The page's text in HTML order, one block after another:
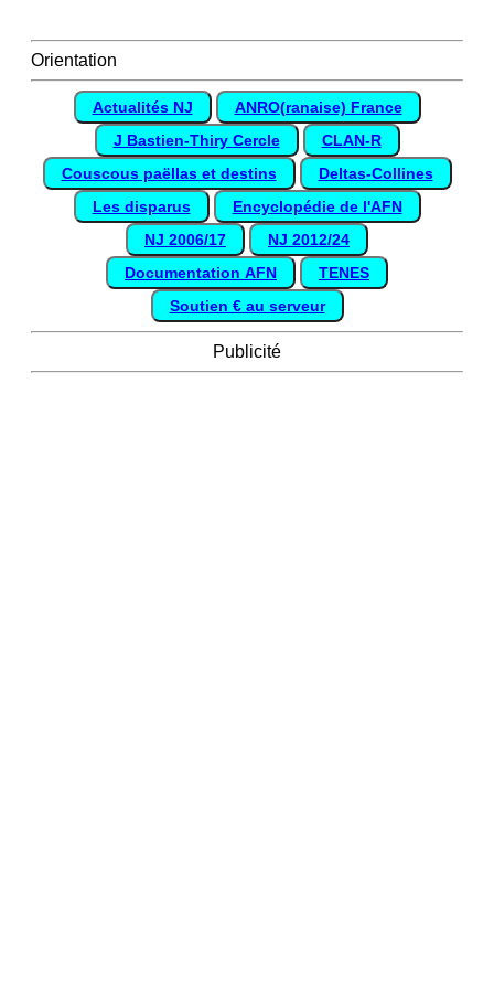
Orientation
Actualités NJ
ANRO(ranaise) France
J Bastien-Thiry Cercle
CLAN-R
Couscous paëllas et destins
Deltas-Collines
Les disparus
Encyclopédie de l'AFN
NJ 2006/17
NJ 2012/24
Documentation AFN
TENES
Soutien € au serveur
Publicité